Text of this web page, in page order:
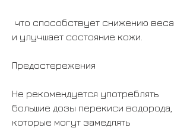
и улучшает состояние кожи.
Предостережения
Не рекомендуется употреблять
большие дозы перекиси водорода,
которые могут замедлять